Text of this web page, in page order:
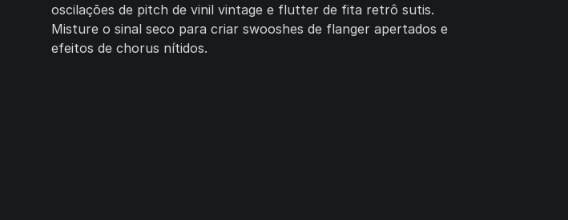
oscilações de pitch de vinil vintage e flutter de fita retrô sutis.
Misture o sinal seco para criar swooshes de flanger apertados e
efeitos de chorus nítidos.